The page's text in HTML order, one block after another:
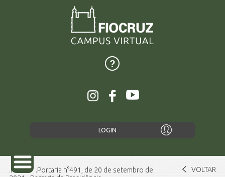
LOGIN
Home
Portaria n°491, de 20 de setembro de
VOLTAR